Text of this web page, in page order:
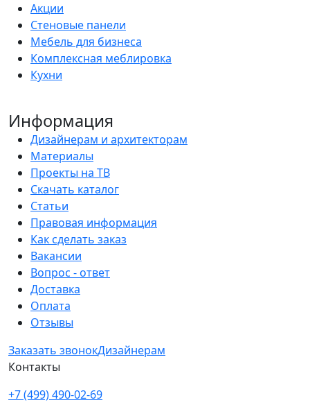
Акции
Стеновые панели
Мебель для бизнеса
Комплексная меблировка
Кухни
Информация
Дизайнерам и архитекторам
Материалы
Проекты на ТВ
Скачать каталог
Статьи
Правовая информация
Как сделать заказ
Вакансии
Вопрос - ответ
Доставка
Оплата
Отзывы
Заказать звонокДизайнерам
Контакты
+7 (499) 490-02-69